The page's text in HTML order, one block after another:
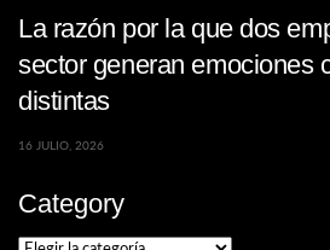
La razón por la que dos
sector generan emociones
distintas
16 JULIO, 2026
Category